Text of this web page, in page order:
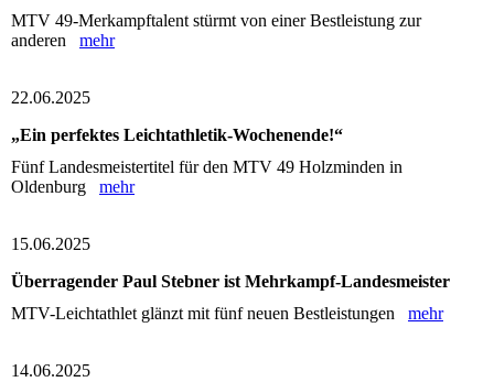
MTV 49-Merkampftalent stürmt von einer Bestleistung zur
anderen mehr
22.06.2025
„Ein perfektes Leichtathletik-Wochenende!“
Fünf Landesmeistertitel für den MTV 49 Holzminden in
Oldenburg mehr
15.06.2025
Überragender Paul Stebner ist Mehrkampf-Landesmeister
MTV-Leichtathlet glänzt mit fünf neuen Bestleistungen mehr
14.06.2025